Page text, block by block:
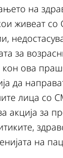
на
живеат
за
кон ова
да
лица со
акција за
на